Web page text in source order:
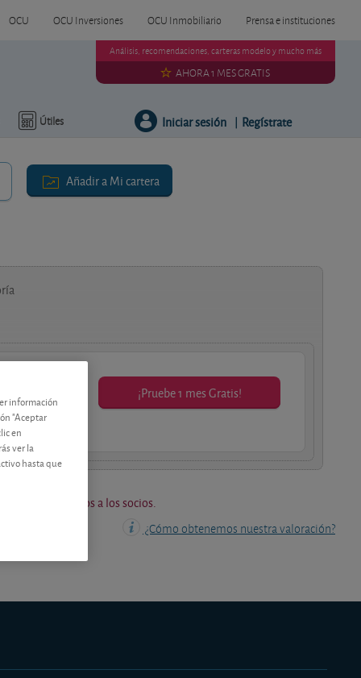
OCU OCU Inversiones OCU Inmobiliario Prensa e instituciones
Útiles
Análisis, recomendaciones, carteras modelo y mucho más
AHORA 1 MES GRATIS
Iniciar sesión | Regístrate
Añadir a Mi cartera
socios.
¡Pruebe 1 mes Gratis!
están reservados a los socios.
¿Cómo obtenemos nuestra valoración?
información
"Aceptar
en
ver la
hasta que